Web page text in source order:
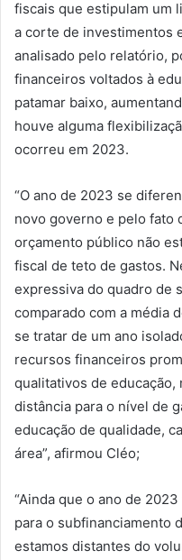
fiscais que estipulam um
a corte de investimentos
analisado pelo relatório,
financeiros voltados à
patamar baixo,
houve alguma
ocorreu em 2023.
“O ano de 2023 se
novo governo e pelo fato
orçamento público não
fiscal de teto de gastos.
expressiva do quadro de
comparado com a média
se tratar de um ano
recursos financeiros
qualitativos de
distância para o nível de
educação de qualidade,
área”, afirmou Cléo;
“Ainda que o ano de
para o subfinanciamento
estamos distantes do